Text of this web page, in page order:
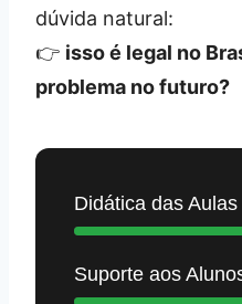
dúvida natural:
👉 isso é legal no
problema no futuro?
Didática das Aulas
Suporte aos